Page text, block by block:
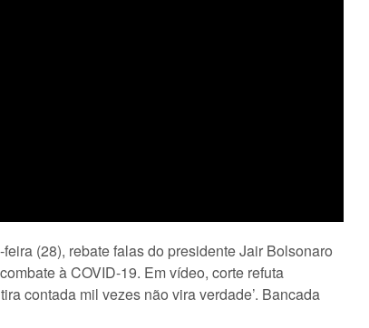
(28), rebate falas do presidente Jair Bolsonaro
à COVID-19. Em vídeo, corte refuta
contada mil vezes não vira verdade’. Bancada